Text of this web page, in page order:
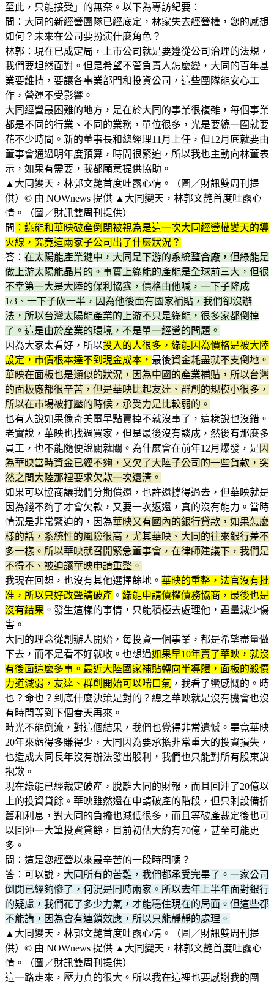
至此，只能接受」的無奈。以下為專訪紀要：
問：大同的新經營團隊已經底定，林家失去經營權，您的感想
如何？未來在公司要扮演什麼角色？
林郭：現在已成定局，上市公司就是要遵從公司治理的法規，
我們要坦然面對。但是希望不管負責人怎麼變，大同的百年基
業要維持，要讓各事業部門和投資公司，這些團隊能安心工
作，營運不受影響。
大同經營最困難的地方，是在於大同的事業很複雜，每個事業
都是不同的行業、不同的業務，單位很多，光是要繞一圈就要
花不少時間。新的董事長和總經理11月上任，但12月底就要由
董事會通過明年度預算，時間很緊迫，所以我也主動向林董表
示，如果有需要，我都願意提供協助。
▲大同變天，林郭文艷首度吐露心情。（圖／財訊雙周刊提
供）© 由 NOWnews 提供 ▲大同變天，林郭文艷首度吐露心
情。（圖／財訊雙周刊提供）
問 ：綠能和華映破產倒閉被視為是這一次大同經營權變天的導
火線，究竟這兩家子公司出了什麼狀況？
答： 在太陽能產業鏈中，大同是下游的系統整合廠，但綠能是
做上游太陽能晶片的。事實上綠能的產能是全球前三大，但很
不幸第一大是大陸的保利協鑫，價格由他喊，一下子降成
1/3、一下子砍一半，因為他後面有國家補貼，我們卻沒辦
法，所以台灣太陽能產業的上游不只是綠能，很多家都倒掉
了。這是由於產業的環境，不是單一經營的問題。
因為大家太看好，所以投入的人很多，綠能因為價格是被大陸
設定，市價根本達不到現金成本， 最後資金耗盡就不支倒地。
華映在面板也是類似的狀況，因為中國的產業補貼，所以台灣
的面板廠都很辛苦，但是華映比起友達、群創的規模小很多，
所以在市場被打壓的時候，承受力是比較弱的。
也有人說如果像奇美電早點賣掉不就沒事了，這樣說也沒錯。
老實說，華映也找過買家，但是最後沒有談成，然後有那麼多
員工，也不能隨便說關就關。為什麼會在前年12月爆發，是 因
為華映當時資金已經不夠，又欠了大陸子公司的一些貨款，突
然之間大陸那裡要求欠款一次還清。
如果可以協商讓我們分期償還，也許還撐得過去，但華映就是
因為錢不夠了才會欠款，又要一次返還，真的沒有能力。當時
情況是非常緊迫的，因為華映又有國內的銀行貸款，如果怎麼
樣的話，系統性的風險很高，尤其華映、大同的往來銀行差不
多一樣。所以華映就召開緊急董事會，在律師建議下，我們是
不得不、被迫讓華映申請重整。
我現在回想，也沒有其他選擇餘地。 華映的重整，法官沒有批
准，所以只好改聲請破產 。 綠能申請債權債務協商，最後也是
沒有結果 。發生這樣的事情，只能積極去處理他，盡量減少傷
害。
大同的理念從創辦人開始，每投資一個事業，都是希望盡量做
下去，而不是看不好就收。也想過如果早10年賣了華映，就沒
有後面這麼多事。最近大陸國家補貼轉向半導體，面板的殺價
力道減弱，友達、群創開始可以喘口氣 ，我看了蠻感慨的。時
也？命也？到底什麼決策是對的？總之華映就是沒有機會也沒
有時間等到下個春天再來。
時光不能倒流，對這個結果，我們也覺得非常遺憾。畢竟華映
20年來虧得多賺得少，大同因為要承擔非常重大的投資損失，
也造成大同長年沒有辦法發出股利，我們也只能對所有股東說
抱歉。
現在綠能已經裁定破產，脫離大同的財報，而且回沖了20億以
上的投資貸餘。華映雖然還在申請破產的階段，但只剩設備折
舊和利息，對大同的負擔也減低很多，而且等破產裁定後也可
以回沖一大筆投資貸餘，目前初估大約有70億，甚至可能更
多。
問：這是您經營以來最辛苦的一段時間嗎？
答：可以說， 大同所有的苦難，我們都承受完畢了。一家公司
倒閉已經夠慘了，何況是同時兩家。所以去年上半年面對銀行
的疑慮，我們花了多少力氣，才能穩住現在的局面。但這些都
不能講，因為會有連鎖效應，所以只能靜靜的處理。
▲大同變天，林郭文艷首度吐露心情。（圖／財訊雙周刊提
供）© 由 NOWnews 提供 ▲大同變天，林郭文艷首度吐露心
情。（圖／財訊雙周刊提供）
這一路走來，壓力真的很大。所以我在這裡也要感謝我的團